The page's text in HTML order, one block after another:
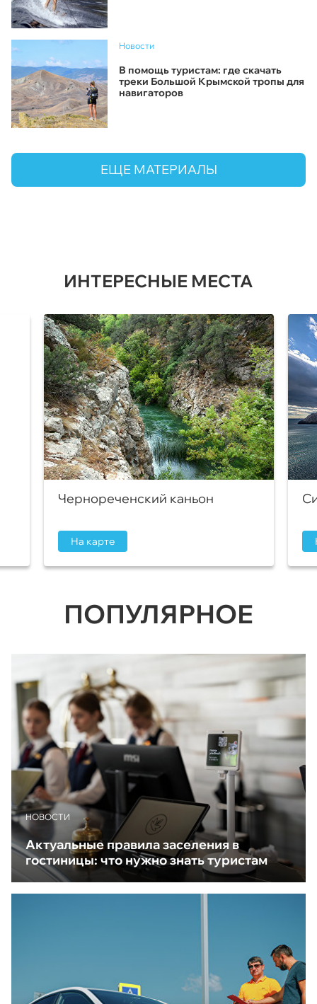
Новости
В помощь туристам: где скачать
треки Большой Крымской тропы для
навигаторов
ЕЩЕ МАТЕРИАЛЫ
ИНТЕРЕСНЫЕ МЕСТА
Чернореченский каньон
На карте
ПОПУЛЯРНОЕ
НОВОСТИ
Актуальные правила заселения в
гостиницы: что нужно знать туристам